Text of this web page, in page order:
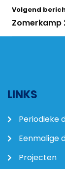
Volgend
Zomerkamp
LINKS
Periodieke
Eenmalige
Projecten